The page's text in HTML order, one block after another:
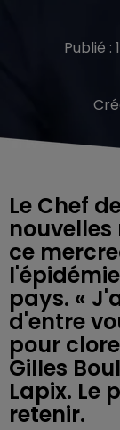
Publié :
Le Chef
ce
pays. «
d'entre
pour
Gilles
Lapix. Le
retenir.